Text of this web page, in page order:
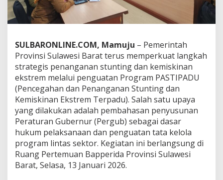
o
S
u
l
b
a
r
S
a
p
k
a
n
P
e
SULBARONLINE.COM, Mamuju – Pemerintah
Provinsi Sulawesi Barat terus memperkuat langkah
strategis penanganan stunting dan kemiskinan
ekstrem melalui penguatan Program PASTIPADU
(Pencegahan dan Penanganan Stunting dan
Kemiskinan Ekstrem Terpadu). Salah satu upaya
yang dilakukan adalah pembahasan penyusunan
Peraturan Gubernur (Pergub) sebagai dasar
hukum pelaksanaan dan penguatan tata kelola
program lintas sektor. Kegiatan ini berlangsung di
Ruang Pertemuan Bapperida Provinsi Sulawesi
Barat, Selasa, 13 Januari 2026.